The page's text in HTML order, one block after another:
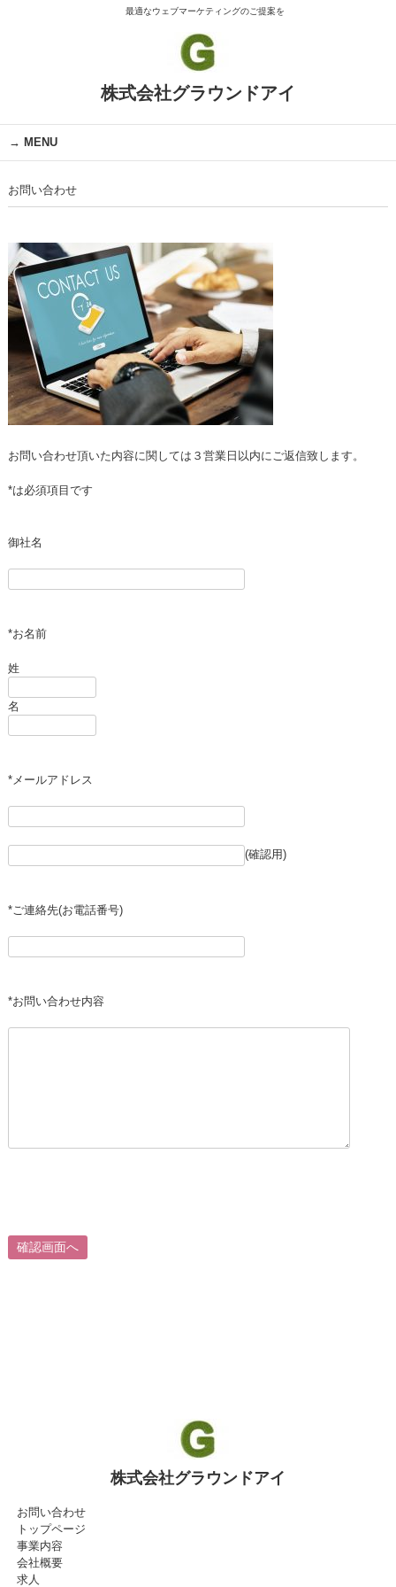
最適なウェブマーケティングのご提案を
株式会社グラウンドアイ
MENU
お問い合わせ
お問い合わせ頂いた内容に関しては３営業日以内にご返信致します。
*は必須項目です
御社名
*お名前
姓
名
*メールアドレス
(確認用)
*ご連絡先(お電話番号)
*お問い合わせ内容
株式会社グラウンドアイ
お問い合わせ
トップページ
事業内容
会社概要
求人